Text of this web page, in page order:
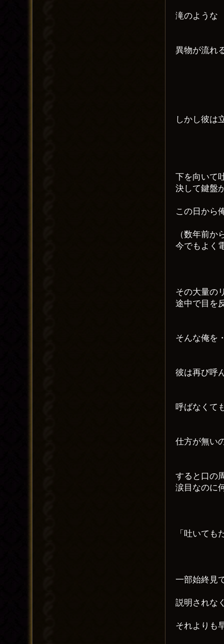
滝のような
異物が流れ
しかし彼は
下を向いて
決して鍵盤
この日から
（数年前
今でもよく
その大量の
途中で目を
そんな俺を
彼は再び呼
呼ばなくて
仕方が無い
すると口の
涙目なのに
「吐いても
一部始終見
説明されな
それよりも